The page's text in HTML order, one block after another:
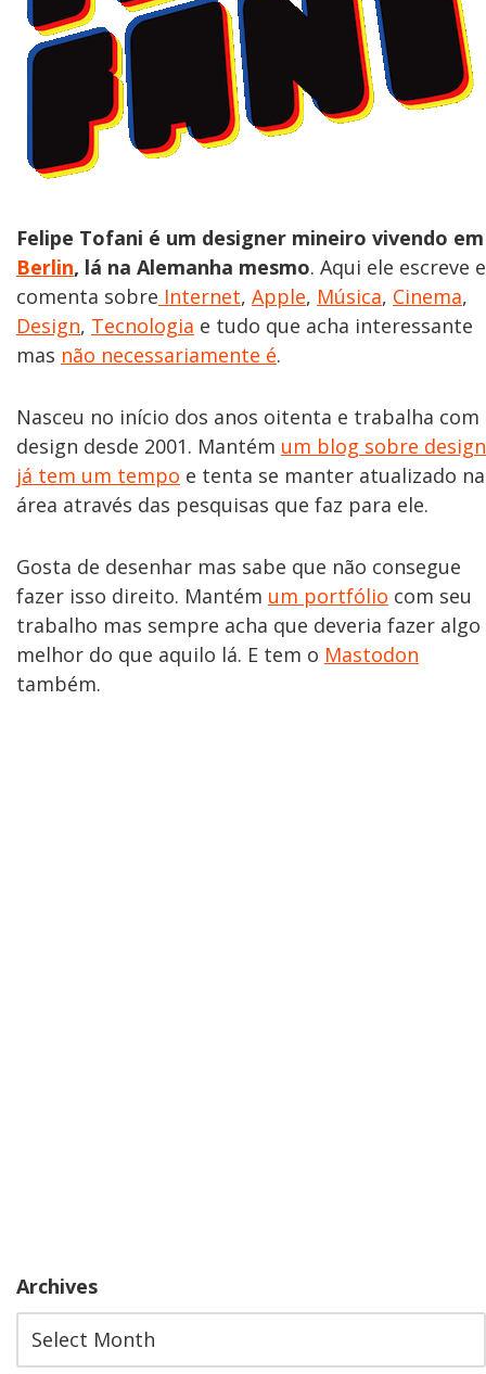
Felipe Tofani é um designer mineiro vivendo em
Berlin, lá na Alemanha mesmo. Aqui ele escreve e
comenta sobre Internet, Apple, Música, Cinema,
Design, Tecnologia e tudo que acha interessante
mas não necessariamente é.
Nasceu no início dos anos oitenta e trabalha com
design desde 2001. Mantém um blog sobre design
já tem um tempo e tenta se manter atualizado na
área através das pesquisas que faz para ele.
Gosta de desenhar mas sabe que não consegue
fazer isso direito. Mantém um portfólio com seu
trabalho mas sempre acha que deveria fazer algo
melhor do que aquilo lá. E tem o Mastodon
também.
Archives